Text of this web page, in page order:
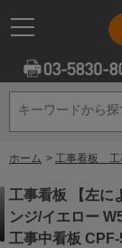
キーワードから探
キーワードから探
ホーム > 工事看板 工
工事看板 【左に
ンジ/イエロー
工事中看板 CPF-